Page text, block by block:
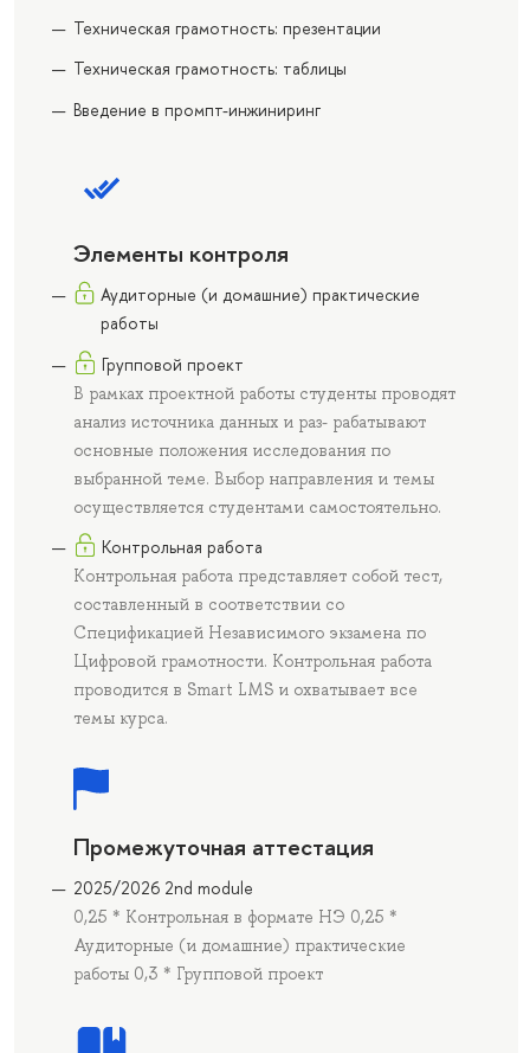
Техническая грамотность: презентации
Техническая грамотность: таблицы
Введение в промпт-инжиниринг
Элементы контроля
Аудиторные (и домашние) практические
работы
Групповой проект
В рамках проектной работы студенты проводят
анализ источника данных и раз- рабатывают
основные положения исследования по
выбранной теме. Выбор направления и темы
осуществляется студентами самостоятельно.
Контрольная работа
Контрольная работа представляет собой тест,
составленный в соответствии со
Спецификацией Независимого экзамена по
Цифровой грамотности. Контрольная работа
проводится в Smart LMS и охватывает все
темы курса.
Промежуточная аттестация
2025/2026 2nd module
0,25 * Контрольная в формате НЭ 0,25 *
Аудиторные (и домашние) практические
работы 0,3 * Групповой проект